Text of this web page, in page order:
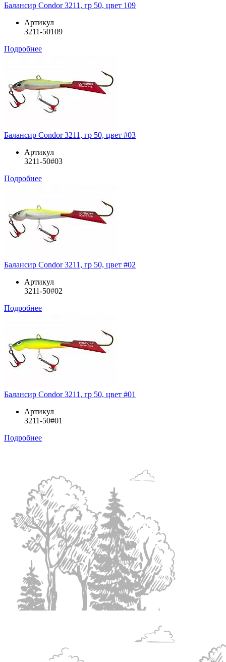
Балансир Condor 3211, гр 50, цвет 109
Артикул
3211-50109
Подробнее
Балансир Condor 3211, гр 50, цвет #03
Артикул
3211-50#03
Подробнее
Балансир Condor 3211, гр 50, цвет #02
Артикул
3211-50#02
Подробнее
Балансир Condor 3211, гр 50, цвет #01
Артикул
3211-50#01
Подробнее